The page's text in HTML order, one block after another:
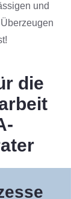
und
die